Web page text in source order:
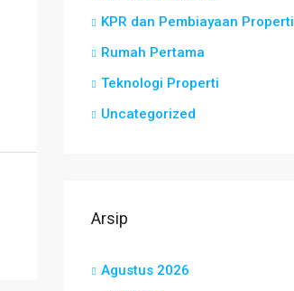
KPR dan Pembiayaan Properti
Rumah Pertama
Teknologi Properti
Uncategorized
Arsip
Agustus 2026